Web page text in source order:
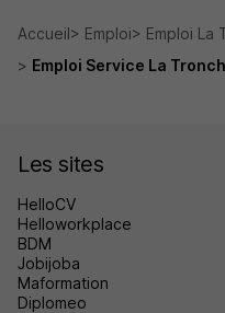
Accueil Emploi
Emploi La
Emploi Service La
Les sites
HelloCV
Helloworkplace
BDM
Jobijoba
Maformation
Diplomeo